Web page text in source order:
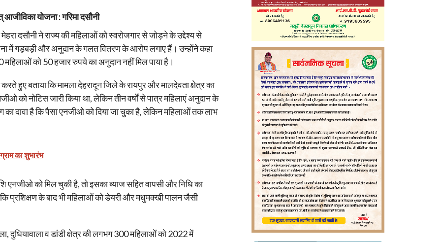
योजना : गरिमा दसौनी
दसौनी ने राज्य की महिलाओं को स्वरोजगार से जोड़ने के उद्देश्य से
में गड़बड़ी और अनुदान के गलत वितरण के आरोप लगाए हैं। उन्होंने कहा
को 50 हजार रुपये का अनुदान नहीं मिल पाया है।
हुए बताया कि मामला देहरादून जिले के रायपुर और मालदेवता क्षेत्र का
को नोटिस जारी किया था, लेकिन तीन वर्षों से पात्र महिलाएं अनुदान के
दावा है कि पैसा एनजीओ को दिया जा चुका है, लेकिन महिलाओं तक लाभ
का शुभारंभ
एनजीओ को मिल चुकी है, तो इसका ब्याज सहित वापसी और निधि का
प्रशिक्षण के बाद भी महिलाओं को डेयरी और मधुमक्खी पालन जैसी
दुधियावाला व डांडी क्षेत्र की लगभग 300 महिलाओं को 2022 में